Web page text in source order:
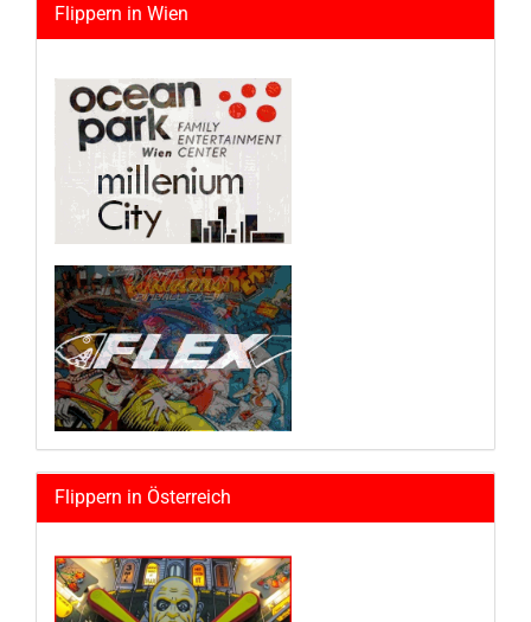
Flippern in Wien
Flippern in Österreich